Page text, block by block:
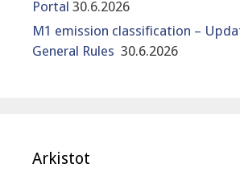
Portal 30.6.2026
M1 emission classification –
General Rules 30.6.2026
Arkistot